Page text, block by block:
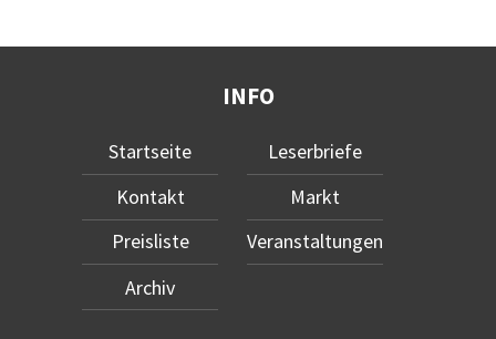
INFO
Startseite
Kontakt
Preisliste
Archiv
Leserbriefe
Markt
Veranstaltungen